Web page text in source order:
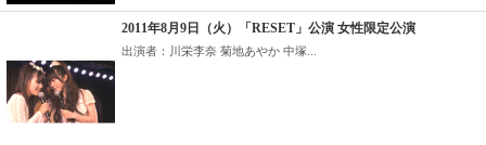
2011年8月9日（火）「RESET」公演 女性限定公演
出演者：川栄李奈 菊地あやか 中塚...